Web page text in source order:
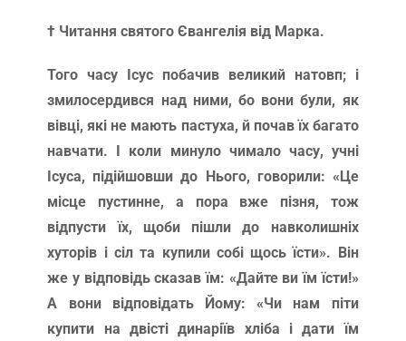
† Читання святого Євангелія від Марка.
Того часу Ісус побачив великий натовп; і
змилосердився над ними, бо вони були, як
вівці, які не мають пастуха, й почав їх багато
навчати. І коли минуло чимало часу, учні
Ісуса, підійшовши до Нього, говорили: «Це
місце пустинне, а пора вже пізня, тож
відпусти їх, щоби пішли до навколишніх
хуторів і сіл та купили собі щось їсти». Він
же у відповідь сказав їм: «Дайте ви їм їсти!»
А вони відповідать Йому: «Чи нам піти
купити на двісті динаріїв хліба і дати їм